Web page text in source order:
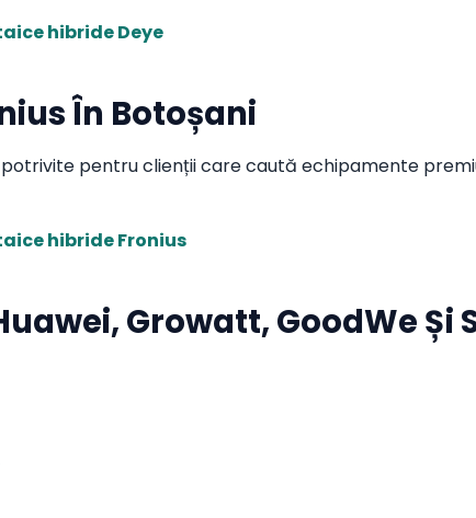
hibride Deye
În Botoșani
potrivite pentru clienții care caută echipamente
hibride Fronius
Growatt, GoodWe Și